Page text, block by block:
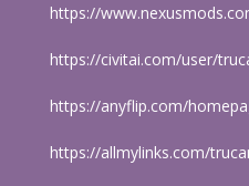
https://
https://civitai.com/user/
https://anyflip.com/
https://allmylinks.com/